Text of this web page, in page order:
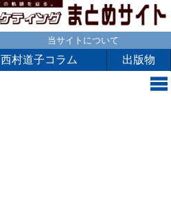
当サイトについて
西村道子コラム 出版物